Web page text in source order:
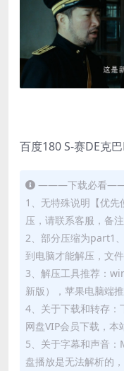
百度180 S-赛DE克
———下载必看
1、无特殊说明【优
压，请联系客服，备注
2、部分压缩为part1
到电脑才能解压，文
3、解压工具推荐：
新版），苹果电脑端
4、关于下载和转存：
网盘VIP会员下载，本
5、关于字幕和声音
盘播放是无法解析的